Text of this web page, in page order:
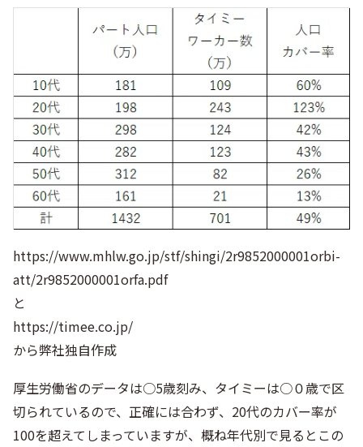
https://www.mhlw.go.jp/stf/shingi/2r9852000001orbi-
att/2r9852000001orfa.pdf
と
https://timee.co.jp/
から弊社独自作成
厚生労働省のデータは○5歳刻み、タイミーは○０歳で区
切られているので、正確には合わず、20代のカバー率が
100を超えてしまっていますが、概ね年代別で見るとこの